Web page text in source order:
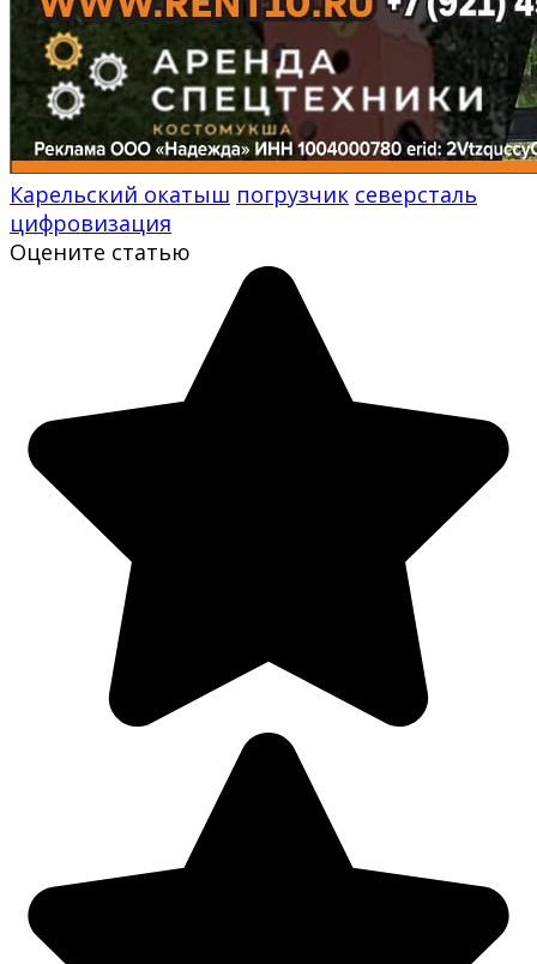
Карельский окатыш погрузчик северсталь
цифровизация
Оцените статью